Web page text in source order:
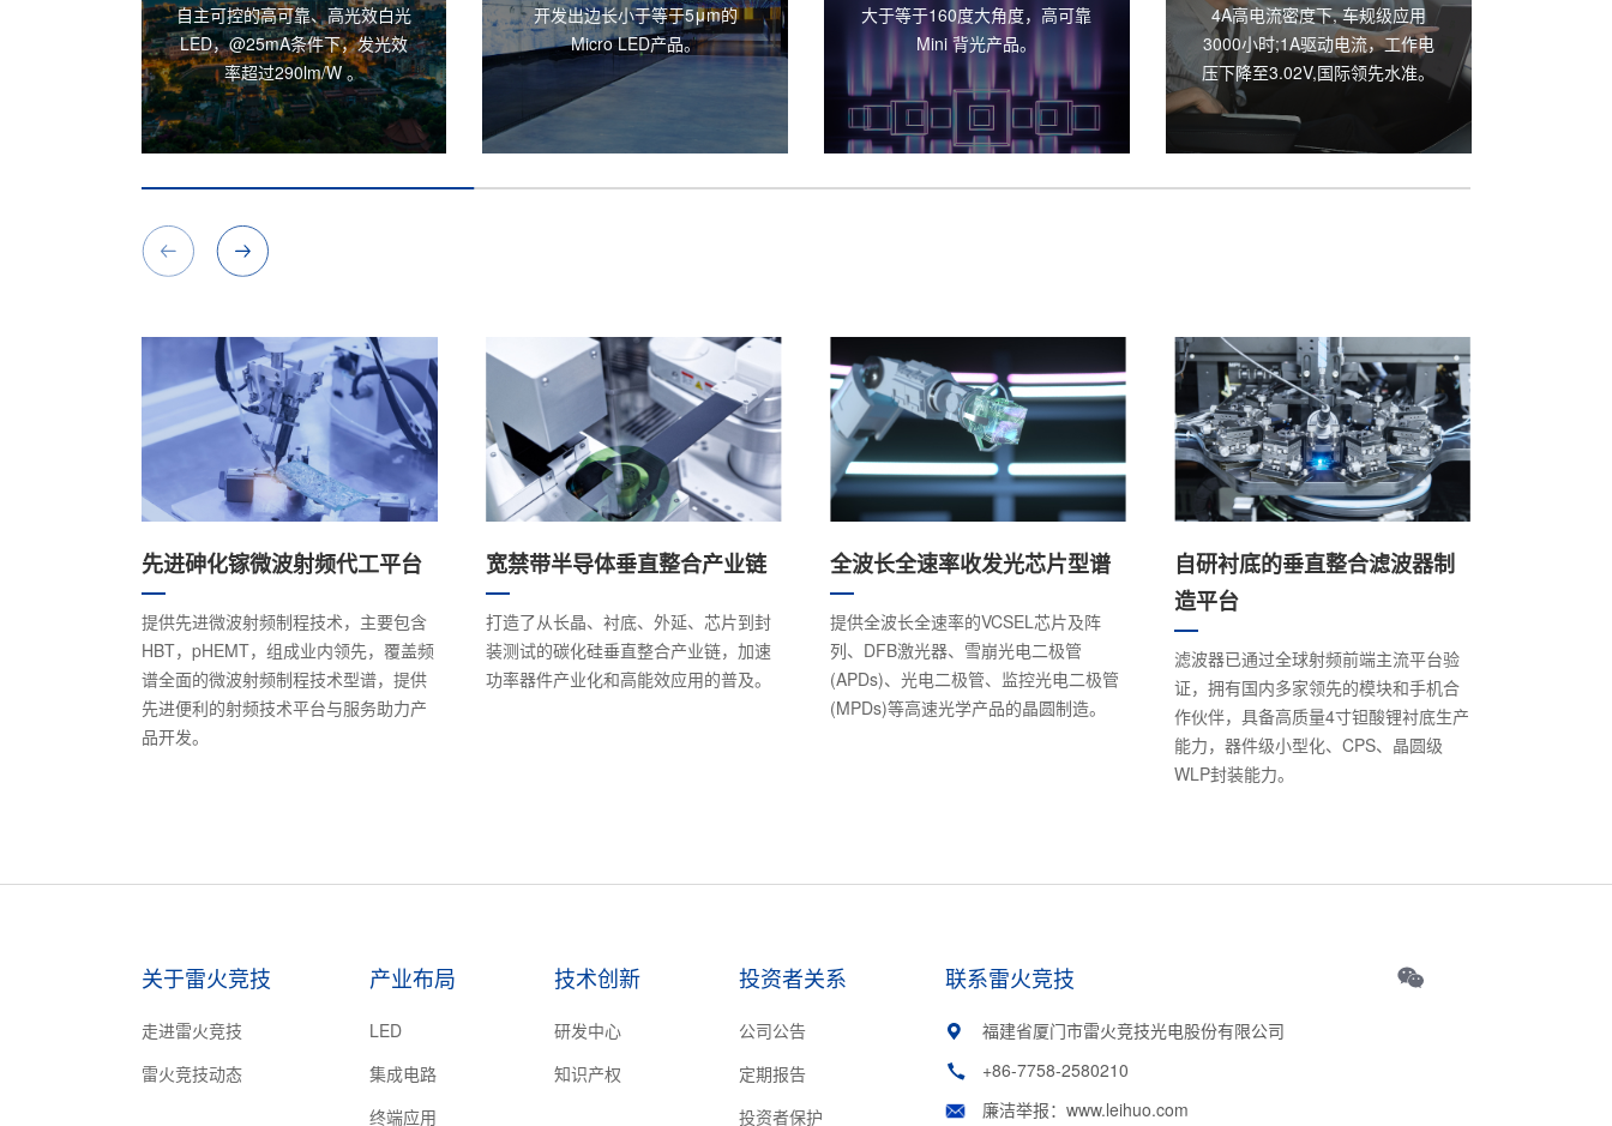
开发出边长小于等于5μm的
Micro LED产品。
大于等于160度大角度，高可靠
Mini 背光产品。
4A高电流密度下, 车规级应用
3000小时;1A驱动电流，工作电
压下降至3.02V,国际领先水准。
660nm红光 WPE 达到65%以上
(@350mA 裸晶） 达到国际水
准。
先进砷化镓微波射频代工平台
提供先进微波射频制程技术，主要包含
HBT，pHEMT，组成业内领先，覆盖频
谱全面的微波射频制程技术型谱，提供
先进便利的射频技术平台与服务助力产
品开发。
宽禁带半导体垂直整合产业链
打造了从长晶、衬底、外延、芯片到封
装测试的碳化硅垂直整合产业链，加速
功率器件产业化和高能效应用的普及。
全波长全速率收发光芯片型谱
提供全波长全速率的VCSEL芯片及阵
列、DFB激光器、雪崩光电二极管
(APDs)、光电二极管、监控光电二极管
(MPDs)等高速光学产品的晶圆制造。
自研衬底的垂直整合滤波器制
造平台
滤波器已通过全球射频前端主流平台验
证，拥有国内多家领先的模块和手机合
作伙伴，具备高质量4寸钽酸锂衬底生产
能力，器件级小型化、CPS、晶圆级
WLP封装能力。
关于雷火竞技
走进雷火竞技
雷火竞技动态
产业布局
LED
集成电路
终端应用
技术创新
研发中心
知识产权
投资者关系
公司公告
定期报告
投资者保护
联系雷火竞技
福建省厦门市雷火竞技光电股份有限公司
+86-7758-2580210
廉洁举报：www.leihuo.com